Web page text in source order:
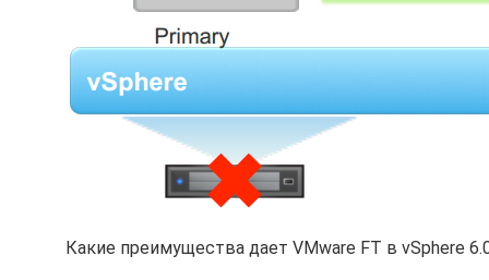
Какие преимущества дает VMware FT в vSphere